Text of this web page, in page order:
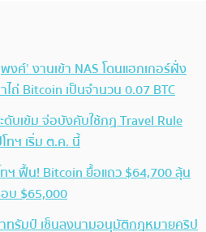
พงศ์’ งานเข้า NAS โดนแฮกเกอร์ฝั่ง
ไถ่ Bitcoin เป็นจำนวน 0.07 BTC
ดับเข้ม จ่อบังคับใช้กฏ Travel Rule
ทฯ เริ่ม ต.ค. นี้
ฯ ฟื้น! Bitcoin ยื้อแถว $64,700 ลุ้น
บ $65,000
รัมป์ เซ็นลงนามอนุมัติกฎหมายคริป